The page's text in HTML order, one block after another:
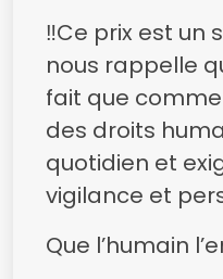
‼️Ce prix est un
nous rappelle
fait que
des droits
quotidien et
vigilance et
Que l’humain